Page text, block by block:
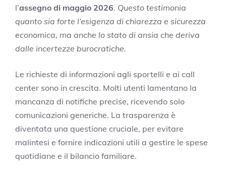
l’assegno di maggio 2026. Questo testimonia
quanto sia forte l’esigenza di chiarezza e sicurezza
economica, ma anche lo stato di ansia che deriva
dalle incertezze burocratiche.
Le richieste di informazioni agli sportelli e ai call
center sono in crescita. Molti utenti lamentano la
mancanza di notifiche precise, ricevendo solo
comunicazioni generiche. La trasparenza è
diventata una questione cruciale, per evitare
malintesi e fornire indicazioni utili a gestire le spese
quotidiane e il bilancio familiare.